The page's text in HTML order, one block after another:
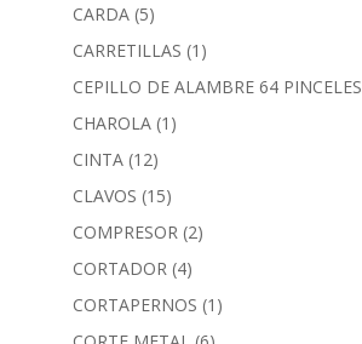
CARDA (5)
CARRETILLAS (1)
CEPILLO DE ALAMBRE 64 PINCELES
CHAROLA (1)
CINTA (12)
CLAVOS (15)
COMPRESOR (2)
CORTADOR (4)
CORTAPERNOS (1)